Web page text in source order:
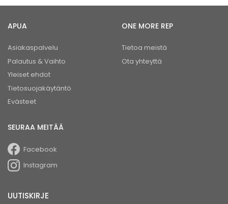
APUA
Asiakaspalvelu
Palautus & Vaihto
Yleiset ehdot
Tietosuojakäytäntö
Evästeet
ONE MORE REP
Tietoa meistä
Ota yhteyttä
SEURAA MEITÄÄ
Facebook
Instagram
UUTISKIRJE